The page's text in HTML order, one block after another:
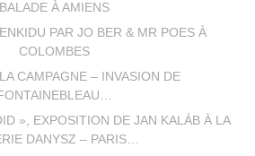
BALADE À AMIENS
PAR JO BER & MR POES À
COLOMBES
CAMPAGNE – INVASION DE
», EXPOSITION DE JAN KALÁB À LA
DANYSZ – PARIS…